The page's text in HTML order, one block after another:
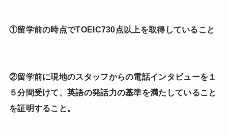
①留学前の時点でTOEIC730点以上を取得していること
②留学前に現地のスタッフからの電話インタビューを１
５分間受けて、英語の発話力の基準を満たしていること
を証明すること。